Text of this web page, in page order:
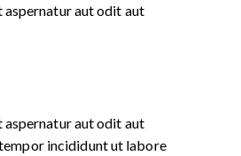
aspernatur aut odit aut
aspernatur aut odit aut
incididunt ut labore